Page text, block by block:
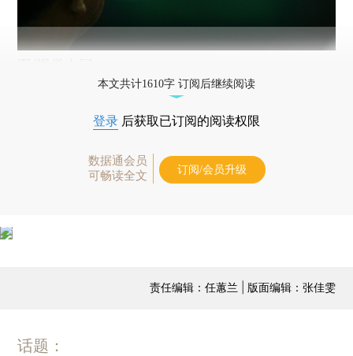
本文共计1610字 订阅后继续阅读
登录 后获取已订阅的阅读权限
数据通会员
可畅读全文
订阅/会员升级
责任编辑：任蕙兰 | 版面编辑：张佳雯
话题：